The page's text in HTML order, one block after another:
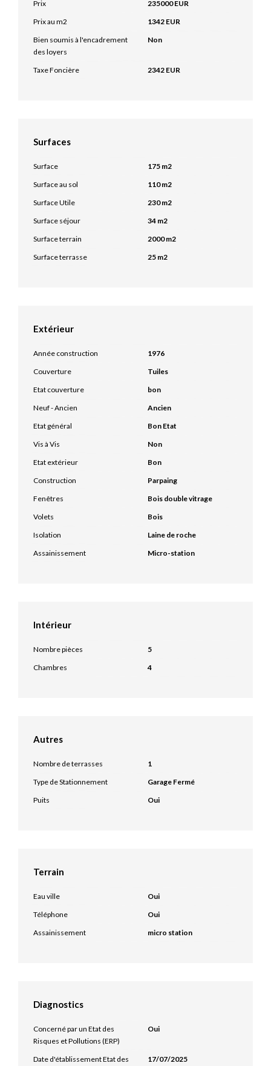
Prix
235000 EUR
Prix au m2
1342 EUR
Bien soumis à l'encadrement
des loyers
Non
Taxe Foncière 2342 EUR
Surfaces
Surface
175 m2
Surface au sol
110 m2
Surface Utile
230 m2
Surface séjour
34 m2
Surface terrain
2000 m2
Surface terrasse
25 m2
Extérieur
Année construction
1976
Couverture
Tuiles
Etat couverture
bon
Neuf - Ancien
Ancien
Etat général
Bon Etat
Vis à Vis
Non
Etat extérieur
Bon
Construction
Parpaing
Fenêtres
Bois double vitrage
Volets
Bois
Isolation
Laine de roche
Assainissement
Micro-station
Intérieur
Nombre pièces
5
Chambres
4
Autres
Nombre de terrasses
1
Type de Stationnement
Garage Fermé
Puits
Oui
Terrain
Eau ville
Oui
Téléphone
Oui
Assainissement
micro station
Diagnostics
Concerné par un Etat des
Risques et Pollutions (ERP)
Oui
Date d'établissement Etat des
17/07/2025